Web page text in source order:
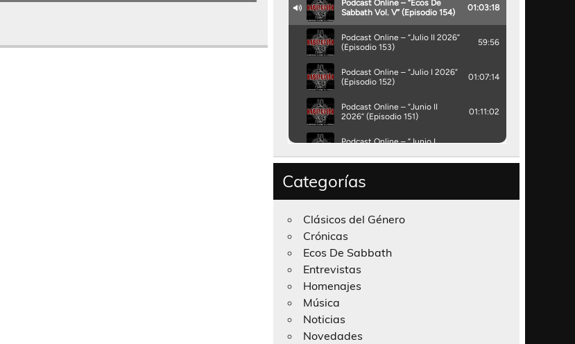
Categorías
Clásicos del Género
Crónicas
Ecos De Sabbath
Entrevistas
Homenajes
Música
Noticias
Novedades